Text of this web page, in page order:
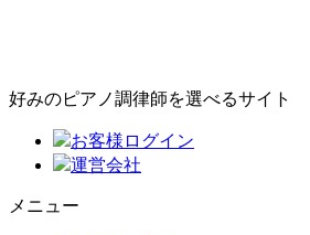
好みのピアノ調律師を選べるサイト
お客様ログイン
運営会社
メニュー